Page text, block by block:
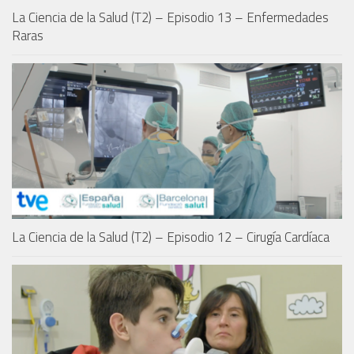
La Ciencia de la Salud (T2) – Episodio 13 – Enfermedades
Raras
La Ciencia de la Salud (T2) – Episodio 12 – Cirugía Cardíaca